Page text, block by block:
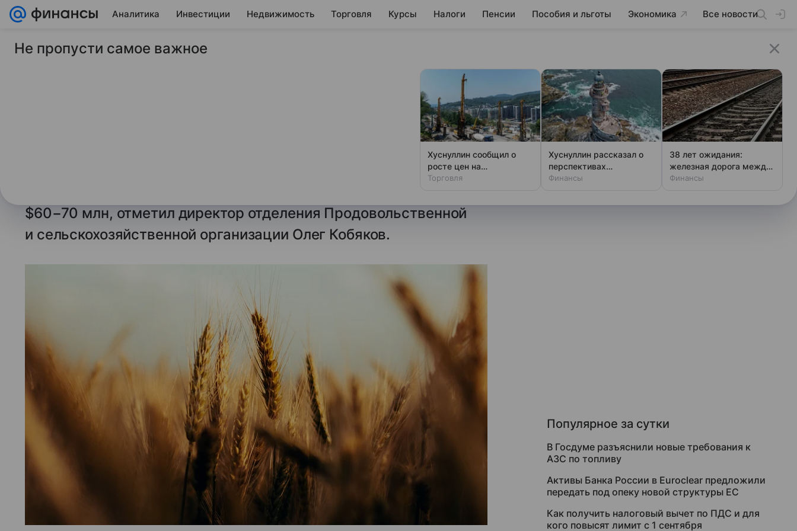
Аналитика Инвестиции Недвижимость Торговля Курсы Налоги Пенсии Пособия и льготы Экономика Все новости
17 октября 2024 ТАСС
ФАО: поставки зерна из РФ покрыли
до 20% годовой потребности стран
$60−70 млн, отметил директор отделения Продовольственной
и сельскохозяйственной организации Олег Кобяков.
Популярное за сутки
В Госдуме разъяснили новые требования к
АЗС по топливу
Активы Банка России в Euroclear предложили
передать под опеку новой структуры ЕС
Как получить налоговый вычет по ПДС и для
кого повысят лимит с 1 сентября
Не пропусти самое важное
Хуснуллин сообщил о
росте цен на
стройматериалы в
Торговля
Хуснуллин рассказал о
перспективах
строительства моста на
Финансы
38 лет ожидания:
железная дорога между
Финляндией и Швецией
Финансы